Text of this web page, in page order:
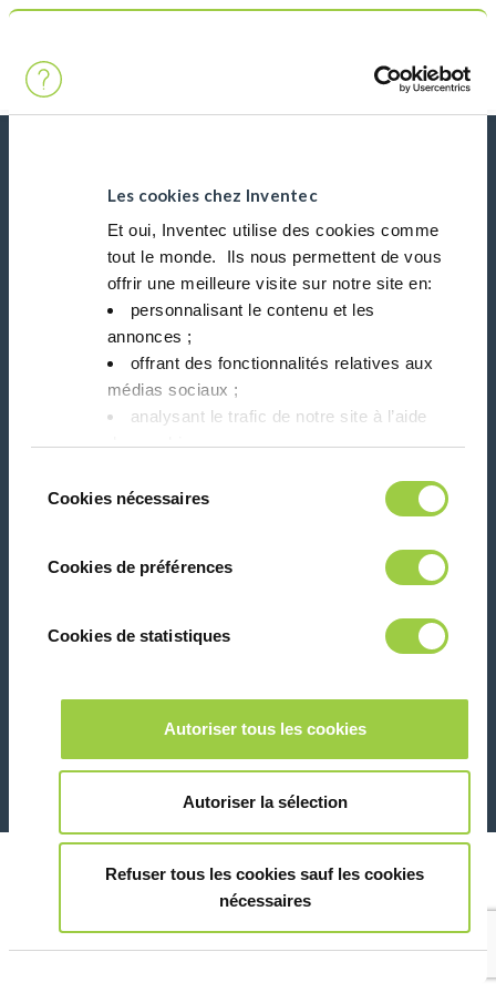
Les cookies chez Inventec
Et oui, Inventec utilise des cookies comme
tout le monde. ​ Ils nous permettent de vous
offrir une meilleure visite sur notre site en:​
personnalisant le contenu et les
annonces ;​
offrant des fonctionnalités relatives aux
médias sociaux ; ​
analysant le trafic de notre site à l’aide
des cookies.​
refuser ou de les paramétrer.​ Pas de
panique, vous pourrez également modifier à
tout moment vos choix dans l'onglet Gérer
les cookies.​ ​ ​
duCookies nécessaires
Cookies de préférences
Cookies de statistiques
Marketing
Montrer les détails
Autoriser tous les cookies
Autoriser la sélection
Refuser tous les cookies sauf les cookies
nécessaires
Main Navigation 搜索
与我们的时事通讯保持联系！
Please leave
在社交媒体上关注我们
26 Rue des Coulons - 94360 Bry-sur-Marne - 法国
© Copyright 2026 法律信息和隐私声明